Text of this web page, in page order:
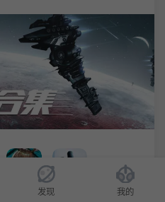
发现 我的